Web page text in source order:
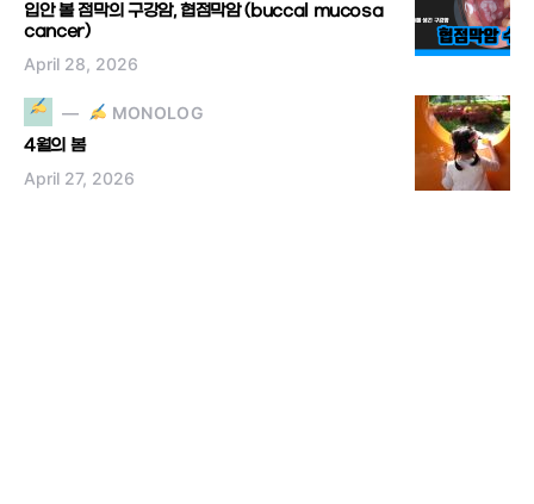
입안 볼 점막의 구강암, 협점막암 (buccal mucosa
cancer)
April 28, 2026
MONOLOG
4월의 봄
April 27, 2026